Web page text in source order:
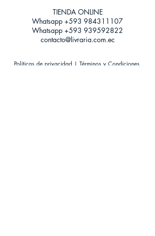
TIENDA ONLINE​
Whatsapp +593 984311107
Whatsapp +593 939592822
contacto@livraria.com.ec
Políticas de privacidad | Términos y Condiciones